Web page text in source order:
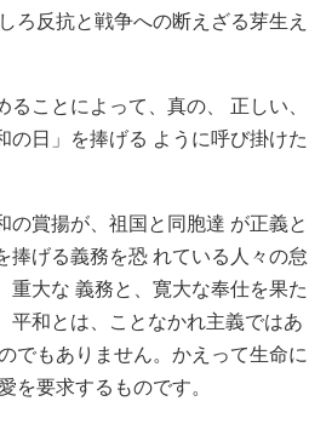
ろ反抗と戦争への断えざる芽生え
ことによって、真の、 正しい、
日」を捧げる ように呼び掛けた
賞揚が、祖国と同胞達 が正義と
捧げる義務を恐 れている人々の怠
大な 義務と、寛大な奉仕を果た
平和とは、ことなかれ主義ではあ
でもありません。かえって生命に
を要求するものです。